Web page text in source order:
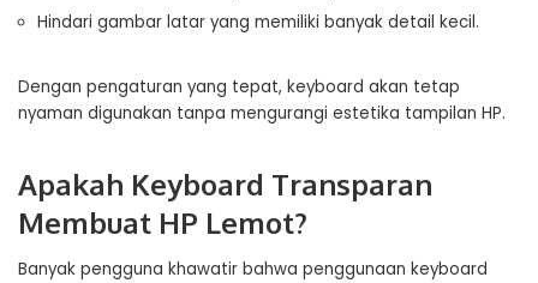
Hindari gambar latar yang memiliki banyak detail kecil.
Dengan pengaturan yang tepat, keyboard akan tetap
nyaman digunakan tanpa mengurangi estetika tampilan HP.
Apakah Keyboard Transparan
Membuat HP Lemot?
Banyak pengguna khawatir bahwa penggunaan keyboard